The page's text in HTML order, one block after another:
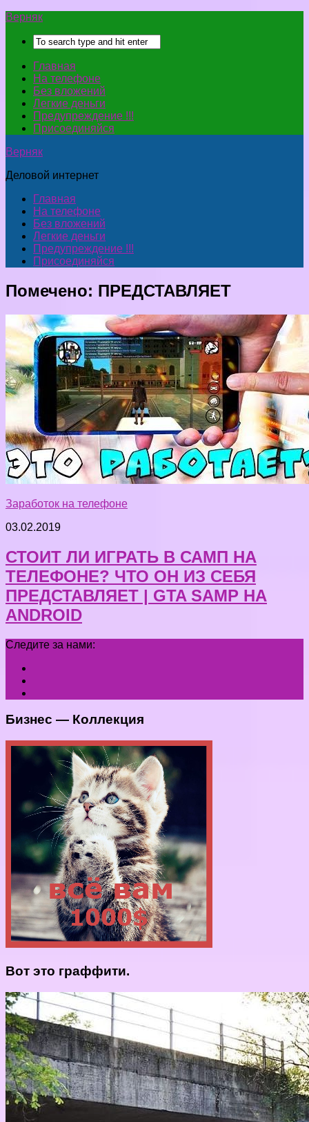
Верняк
Главная
На телефоне
Без вложений
Легкие деньги
Предупреждение !!!
Присоединяйся
Верняк
Деловой интернет
Главная
На телефоне
Без вложений
Легкие деньги
Предупреждение !!!
Присоединяйся
Помечено: ПРЕДСТАВЛЯЕТ
Заработок на телефоне
03.02.2019
СТОИТ ЛИ ИГРАТЬ В САМП НА
ТЕЛЕФОНЕ? ЧТО ОН ИЗ СЕБЯ
ПРЕДСТАВЛЯЕТ | GTA SAMP НА
ANDROID
Следите за нами:
Бизнес — Коллекция
Вот это граффити.